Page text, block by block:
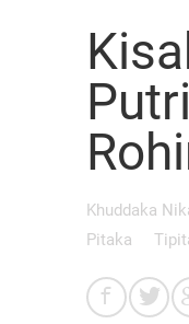
Putri
Khuddaka
Pitaka